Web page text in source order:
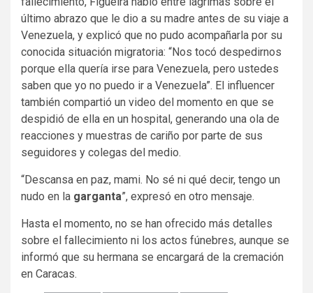
último abrazo que le dio a su madre antes de su viaje a
Venezuela, y explicó que no pudo acompañarla por su
conocida situación migratoria: “Nos tocó despedirnos
porque ella quería irse para Venezuela, pero ustedes
saben que yo no puedo ir a Venezuela”. El influencer
también compartió un video del momento en que se
despidió de ella en un hospital, generando una ola de
reacciones y muestras de cariño por parte de sus
seguidores y colegas del medio.
“Descansa en paz, mami. No sé ni qué decir, tengo un
nudo en la garganta”, expresó en otro mensaje.
Hasta el momento, no se han ofrecido más detalles
sobre el fallecimiento ni los actos fúnebres, aunque se
informó que su hermana se encargará de la cremación
en Caracas.